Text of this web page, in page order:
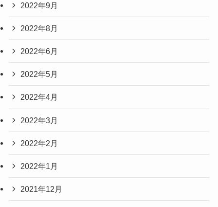
2022年9月
2022年8月
2022年6月
2022年5月
2022年4月
2022年3月
2022年2月
2022年1月
2021年12月